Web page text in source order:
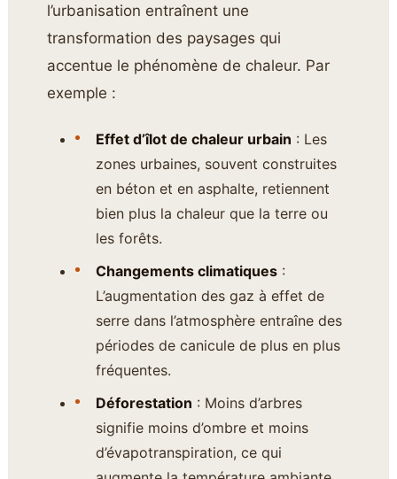
l’urbanisation entraînent une
transformation des paysages qui
accentue le phénomène de chaleur. Par
exemple :
Effet d’îlot de chaleur urbain : Les
zones urbaines, souvent construites
en béton et en asphalte, retiennent
bien plus la chaleur que la terre ou
les forêts.
Changements climatiques:
L’augmentation des gaz à effet de
serre dans l’atmosphère entraîne des
périodes de canicule de plus en plus
fréquentes.
Déforestation : Moins d’arbres
signifie moins d’ombre et moins
d’évapotranspiration, ce qui